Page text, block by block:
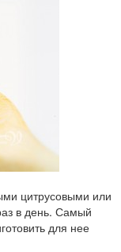
цитрусовыми или
в день. Самый
для нее